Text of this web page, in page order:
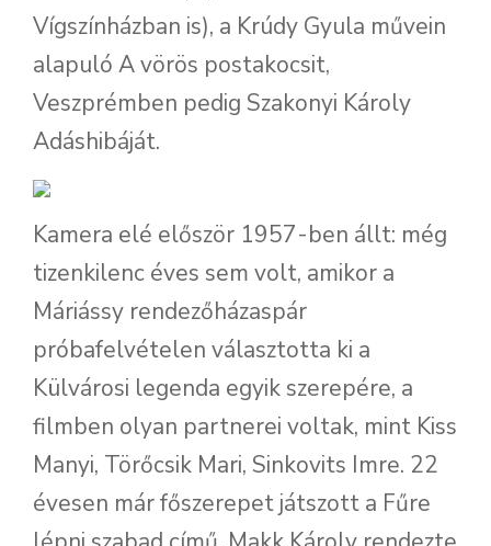
Vígszínházban is), a Krúdy Gyula művein
alapuló A vörös postakocsit,
Veszprémben pedig Szakonyi Károly
Adáshibáját.
Kamera elé először 1957-ben állt: még
tizenkilenc éves sem volt, amikor a
Máriássy rendezőházaspár
próbafelvételen választotta ki a
Külvárosi legenda egyik szerepére, a
filmben olyan partnerei voltak, mint Kiss
Manyi, Törőcsik Mari, Sinkovits Imre. 22
évesen már főszerepet játszott a Fűre